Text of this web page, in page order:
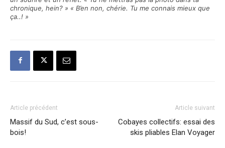
chronique, hein? » « B’en non, chérie. Tu me connais mieux que
ça..! »
Article précédent
Massif du Sud, c’est sous-
bois!
Article suivant
Cobayes collectifs: essai des
skis pliables Elan Voyager